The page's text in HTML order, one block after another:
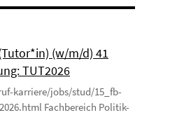
(w/m/d) 41
TUT2026
karriere/jobs/stud/15_fb-
Fachbereich Politik-